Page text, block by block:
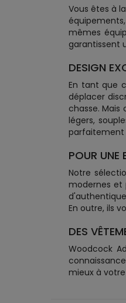
Vous êtes à
mêmes
garantissent
DESIGN
En tant que
déplacer
chasse.
légers,
parfaitement
POUR UNE
Notre
modernes et
En outre, ils
DES
Woodcock
mieux à